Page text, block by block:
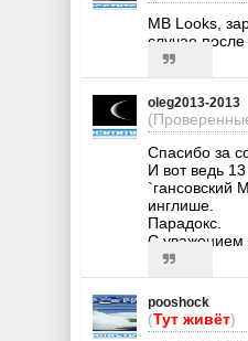
MB Looks,
случае после
oleg2013-2013
Спасибо за
И вот ведь
`гансовский
инглише.
Парадокс.
С уважением
pooshock
(Тут живёт)